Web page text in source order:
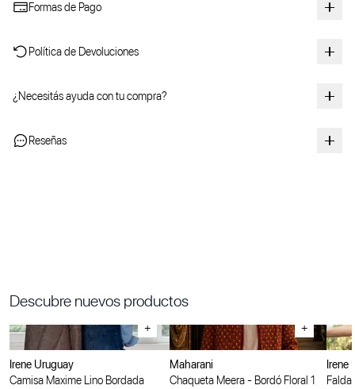
Formas de Pago
Política de Devoluciones
¿Necesitás ayuda con tu compra?
Reseñas
Descubre nuevos productos
+
Irene Uruguay
Camisa Maxime Lino Bordada
+
Maharani
Chaqueta Meera - Bordó Floral 1
Irene
Falda